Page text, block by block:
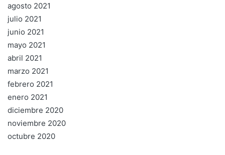
agosto 2021
julio 2021
junio 2021
mayo 2021
abril 2021
marzo 2021
febrero 2021
enero 2021
diciembre 2020
noviembre 2020
octubre 2020